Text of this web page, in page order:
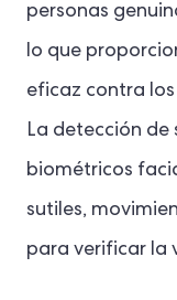
personas
lo que
eficaz contra
La detección
biométricos
sutiles,
para verificar la